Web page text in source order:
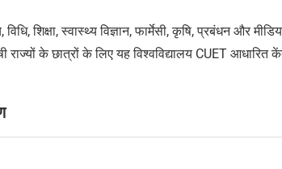
विधि, शिक्षा, स्वास्थ्य विज्ञान, फार्मेसी, कृषि, प्रबंधन और
के छात्रों के लिए यह विश्वविद्यालय CUET आधारित